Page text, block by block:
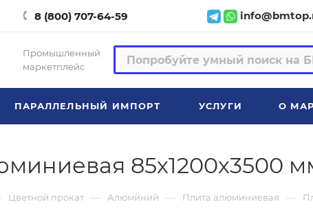
8 (800) 707-64-59
Промышленный
маркетплейс
ПАРАЛЛЕЛЬНЫЙ ИМПОРТ УСЛУГИ О
85х1200х3500
Цветной прокат — Алюминий — Плита алюминиевая —